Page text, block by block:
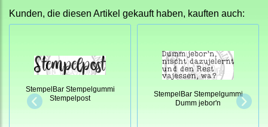
Kunden, die diesen Artikel gekauft haben, kauften auch:
StempelBar Stempelgummi
Stempelpost
StempelBar Stempelgummi
Dumm jebor'n